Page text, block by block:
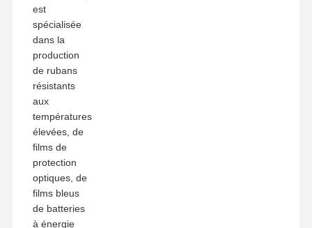
est
spécialisée
dans la
production
de rubans
résistants
aux
températures
élevées, de
films de
protection
optiques, de
films bleus
de batteries
à énergie